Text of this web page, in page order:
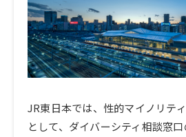
JR東日本では、性的マイノリテ
として、ダイバーシティ相談窓